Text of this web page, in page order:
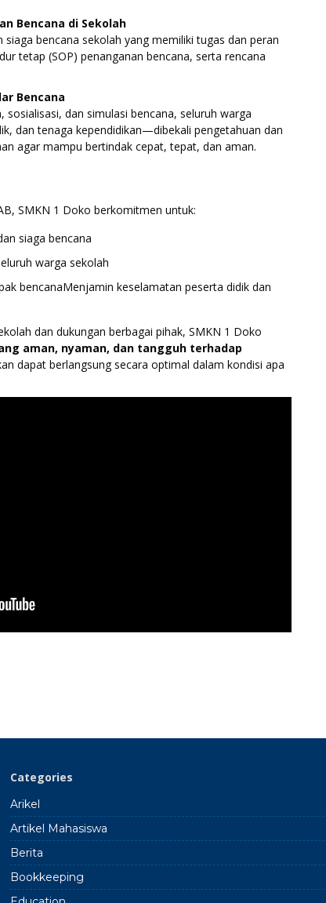
Bencana di Sekolah
bencana sekolah yang memiliki tugas dan peran
tetap (SOP) penanganan bencana, serta rencana
Bencana
sosialisasi, dan simulasi bencana, seluruh warga
dan tenaga kependidikan—dibekali pengetahuan dan
agar mampu bertindak cepat, tepat, dan aman.
SMKN 1 Doko berkomitmen untuk:
siaga bencana
warga sekolah
bencanaMenjamin keselamatan peserta didik dan
dan dukungan berbagai pihak, SMKN 1 Doko
aman, nyaman, dan tangguh terhadap
dapat berlangsung secara optimal dalam kondisi apa
Categories
Arikel
Artikel Mahasiswa
Berita
Bookkeeping